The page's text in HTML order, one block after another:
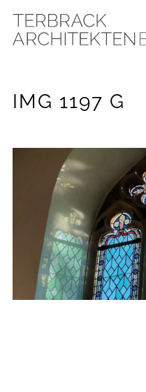
IMG 1197 G